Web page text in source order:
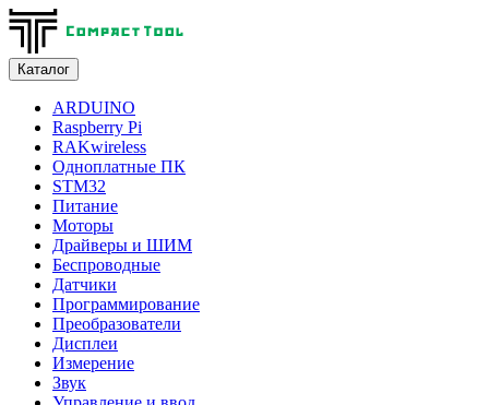
Каталог
ARDUINO
Raspberry Pi
RAKwireless
Одноплатные ПК
STM32
Питание
Моторы
Драйверы и ШИМ
Беспроводные
Датчики
Программирование
Преобразователи
Дисплеи
Измерение
Звук